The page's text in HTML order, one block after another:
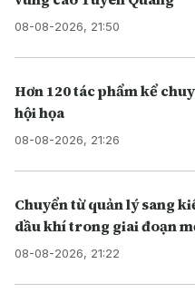
08-08-2026, 21:50
Hơn 120 tác phẩm kể
hội họa
08-08-2026, 21:26
Chuyển từ quản lý sang
dầu khí trong giai đoạn
08-08-2026, 21:22